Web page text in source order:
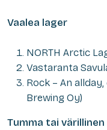
Vaalea lager
NORTH Arctic
Vastaranta
Rock – An
Brewing Oy)
Tumma tai